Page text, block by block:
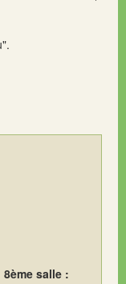
8ème salle :